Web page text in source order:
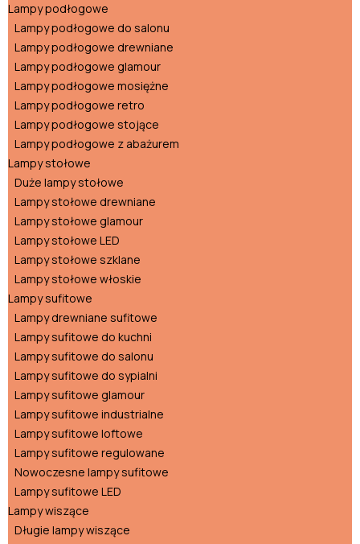
Lampy podłogowe
Lampy podłogowe do salonu
Lampy podłogowe drewniane
Lampy podłogowe glamour
Lampy podłogowe mosiężne
Lampy podłogowe retro
Lampy podłogowe stojące
Lampy podłogowe z abażurem
Lampy stołowe
Duże lampy stołowe
Lampy stołowe drewniane
Lampy stołowe glamour
Lampy stołowe LED
Lampy stołowe szklane
Lampy stołowe włoskie
Lampy sufitowe
Lampy drewniane sufitowe
Lampy sufitowe do kuchni
Lampy sufitowe do salonu
Lampy sufitowe do sypialni
Lampy sufitowe glamour
Lampy sufitowe industrialne
Lampy sufitowe loftowe
Lampy sufitowe regulowane
Nowoczesne lampy sufitowe
Lampy sufitowe LED
Lampy wiszące
Długie lampy wiszące